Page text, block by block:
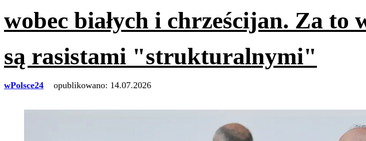
wobec białych i chrześcijan. Za to
są rasistami "strukturalnymi"
wPolsce24 opublikowano: 14.07.2026